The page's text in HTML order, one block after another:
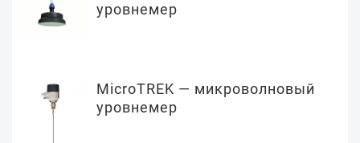
уровнемер
MicroTREK — микроволновый
уровнемер